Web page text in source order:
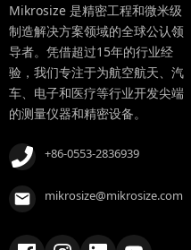
Mikrosize 是精密工程和微米级
制造解决方案领域的全球公认领
导者。凭借超过15年的行业经
验，我们专注于为航空航天、汽
车、电子和医疗等行业开发尖端
的测量仪器和精密设备。
+86-0553-2836939
mikrosize@mikrosize.com